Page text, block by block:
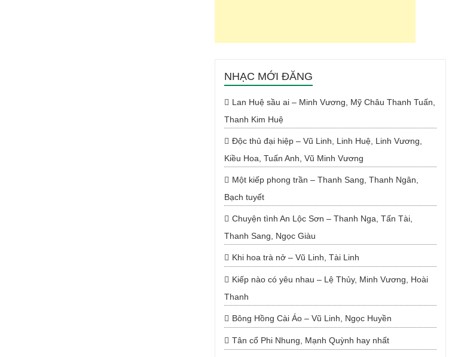
NHẠC MỚI ĐĂNG
Lan Huệ sầu ai – Minh Vương, Mỹ Châu Thanh Tuấn,
Thanh Kim Huệ
Độc thủ đại hiệp – Vũ Linh, Linh Huệ, Linh Vương,
Kiều Hoa, Tuấn Anh, Vũ Minh Vương
Một kiếp phong trần – Thanh Sang, Thanh Ngân,
Bạch tuyết
Chuyện tình An Lộc Sơn – Thanh Nga, Tấn Tài,
Thanh Sang, Ngọc Giàu
Khi hoa trà nở – Vũ Linh, Tài Linh
Kiếp nào có yêu nhau – Lệ Thủy, Minh Vương, Hoài
Thanh
Bông Hồng Cài Áo – Vũ Linh, Ngọc Huyền
Tân cổ Phi Nhung, Mạnh Quỳnh hay nhất